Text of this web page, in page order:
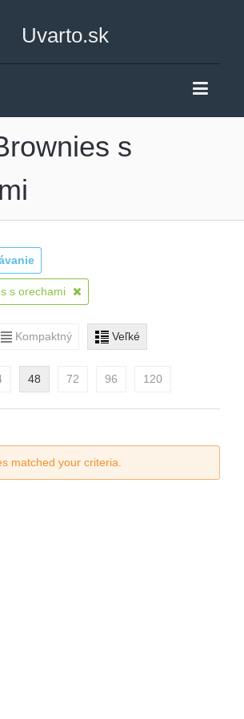
Uvarto.sk
s
s orechami
Kompaktný Veľké
48 72 96 120
matched your criteria.